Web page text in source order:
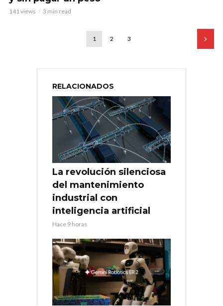
141 views 3 min read
1 2 3
RELACIONADOS
La revolución silenciosa
del mantenimiento
industrial con
inteligencia artificial
Hace 9 horas